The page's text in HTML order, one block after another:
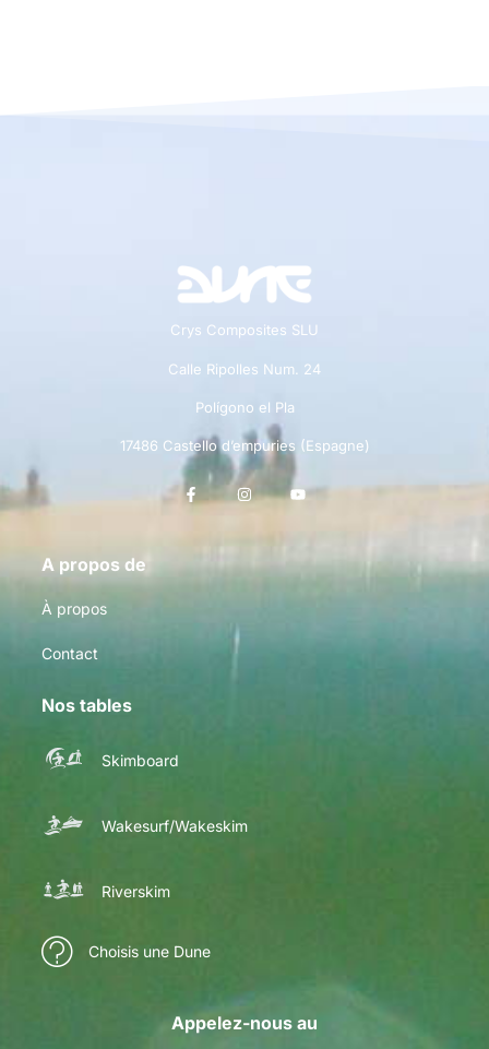
Crys Composites SLU
Calle Ripolles Num. 24
Polígono el Pla
17486 Castello d’empuries (Espagne)
A propos de
À propos
Contact
Nos tables
Skimboard
Wakesurf/Wakeskim
Riverskim
Choisis une Dune
Appelez-nous au